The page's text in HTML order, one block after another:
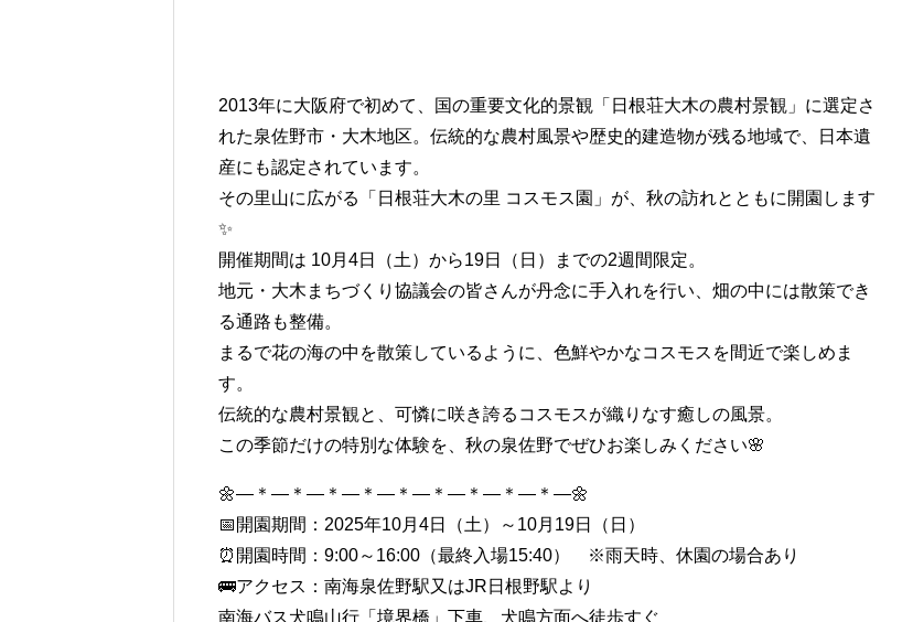
2013年に大阪府で初めて、国の重要文化的景観「日根荘大木の農村景観」に選定さ
れた泉佐野市・大木地区。伝統的な農村風景や歴史的建造物が残る地域で、日本遺
産にも認定されています。
その里山に広がる「日根荘大木の里 コスモス園」が、秋の訪れとともに開園します
✨
開催期間は 10月4日（土）から19日（日）までの2週間限定。
地元・大木まちづくり協議会の皆さんが丹念に手入れを行い、畑の中には散策でき
る通路も整備。
まるで花の海の中を散策しているように、色鮮やかなコスモスを間近で楽しめま
す。
伝統的な農村景観と、可憐に咲き誇るコスモスが織りなす癒しの風景。
この季節だけの特別な体験を、秋の泉佐野でぜひお楽しみください🌸
🌼―＊―＊―＊―＊―＊―＊―＊―＊―＊―🌼
📅開園期間：2025年10月4日（土）～10月19日（日）
⏰開園時間：9:00～16:00（最終入場15:40） ※雨天時、休園の場合あり
🚌アクセス：南海泉佐野駅又はJR日根野駅より
南海バス犬鳴山行「境界橋」下車、犬鳴方面へ徒歩すぐ